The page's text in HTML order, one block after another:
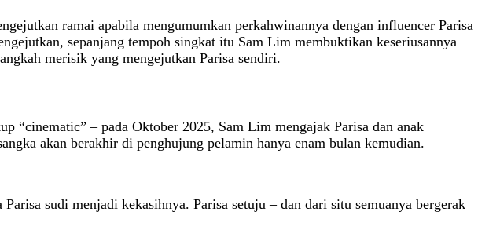
ramai apabila mengumumkan perkahwinannya dengan influencer Parisa
sepanjang tempoh singkat itu Sam Lim membuktikan keseriusannya
merisik yang mengejutkan Parisa sendiri.
“cinematic” – pada Oktober 2025, Sam Lim mengajak Parisa dan anak
akan berakhir di penghujung pelamin hanya enam bulan kemudian.
sudi menjadi kekasihnya. Parisa setuju – dan dari situ semuanya bergerak